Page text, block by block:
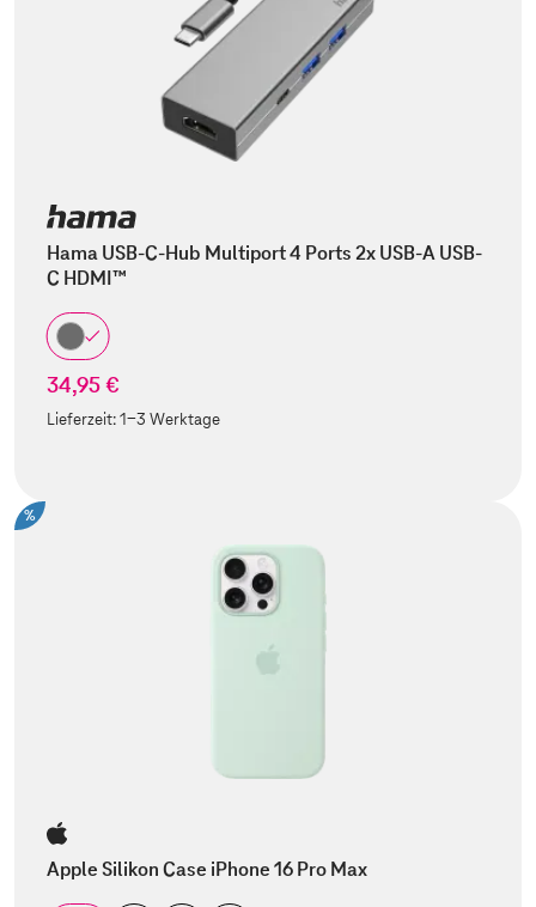
Hama USB-C-Hub Multiport 4 Ports 2x USB-A USB-
C HDMI™
34,95 €
Lieferzeit:1-3 Werktage
%
Apple Silikon Case iPhone 16 Pro Max